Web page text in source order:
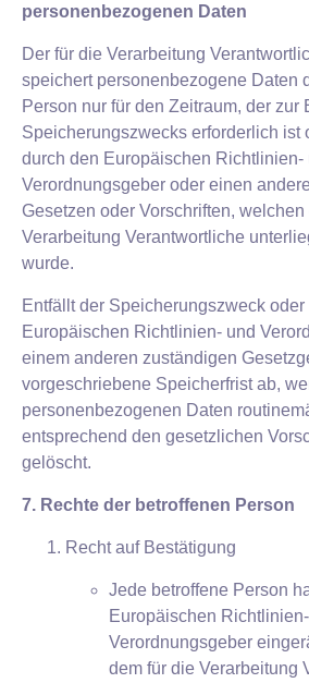
personenbezogenen Daten
Der für die Verarbeitung
speichert personenbezogene Daten
Person nur für den Zeitraum, der zur
Speicherungszwecks erforderlich ist
durch den Europäischen Richtlinien-
Verordnungsgeber oder einen
Gesetzen oder Vorschriften, welchen
Verarbeitung Verantwortliche
wurde.
Entfällt der Speicherungszweck
Europäischen Richtlinien- und
einem anderen zuständigen
vorgeschriebene Speicherfrist ab,
personenbezogenen Daten
entsprechend den gesetzlichen
gelöscht.
7. Rechte der betroffenen Person
Recht auf Bestätigung
Jede betroffene Person
Europäischen
Verordnungsgeber
dem für die Verarbeitung